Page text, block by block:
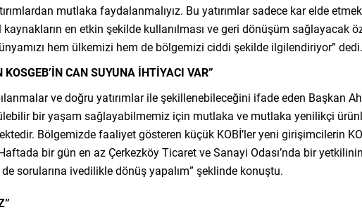
mutlaka faydalanmalıyız. Bu yatırımlar sadece kar elde
en etkin şekilde kullanılması ve geri dönüşüm sağlayacak
hem ülkemizi hem de bölgemizi ciddi şekilde ilgilendiriyor” dedi.
KOSGEB’İN CAN SUYUNA İHTİYACI VAR”
ve doğru yatırımlar ile şekillenebileceğini ifade eden Başkan
bir yaşam sağlayabilmemiz için mutlaka ve mutlaka yenilikçi
Bölgemizde faaliyet gösteren küçük KOBİ’ler yeni girişimcilerin
bir gün en az Çerkezköy Ticaret ve Sanayi Odası’nda bir
sorularına ivedilikle dönüş yapalım” şeklinde konuştu.